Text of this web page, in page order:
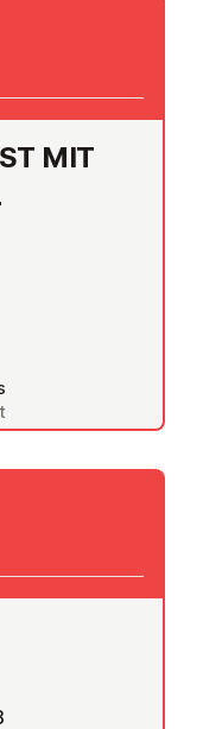
MIT